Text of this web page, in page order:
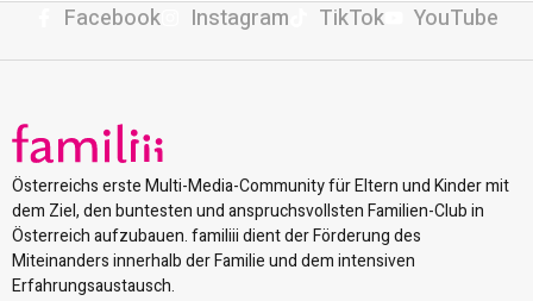
Facebook Instagram TikTok YouTube
Österreichs erste Multi-Media-Community für Eltern und Kinder mit
dem Ziel, den buntesten und anspruchsvollsten Familien-Club in
Österreich aufzubauen. familiii dient der Förderung des
Miteinanders innerhalb der Familie und dem intensiven
Erfahrungsaustausch.